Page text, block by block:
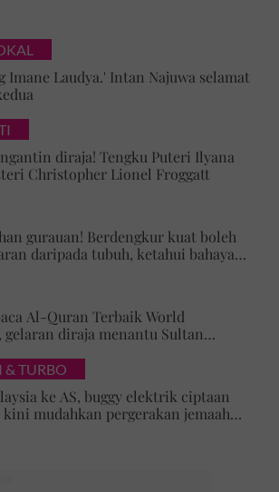
Imane Laudya.' Intan Najuwa selamat
diraja! Tengku Puteri Ilyana
Christopher Lionel Froggatt
gurauan! Berdengkur kuat boleh
daripada tubuh, ketahui bahaya
Al-Quran Terbaik World
gelaran diraja menantu Sultan
& TURBO
ke AS, buggy elektrik ciptaan
mudahkan pergerakan jemaah